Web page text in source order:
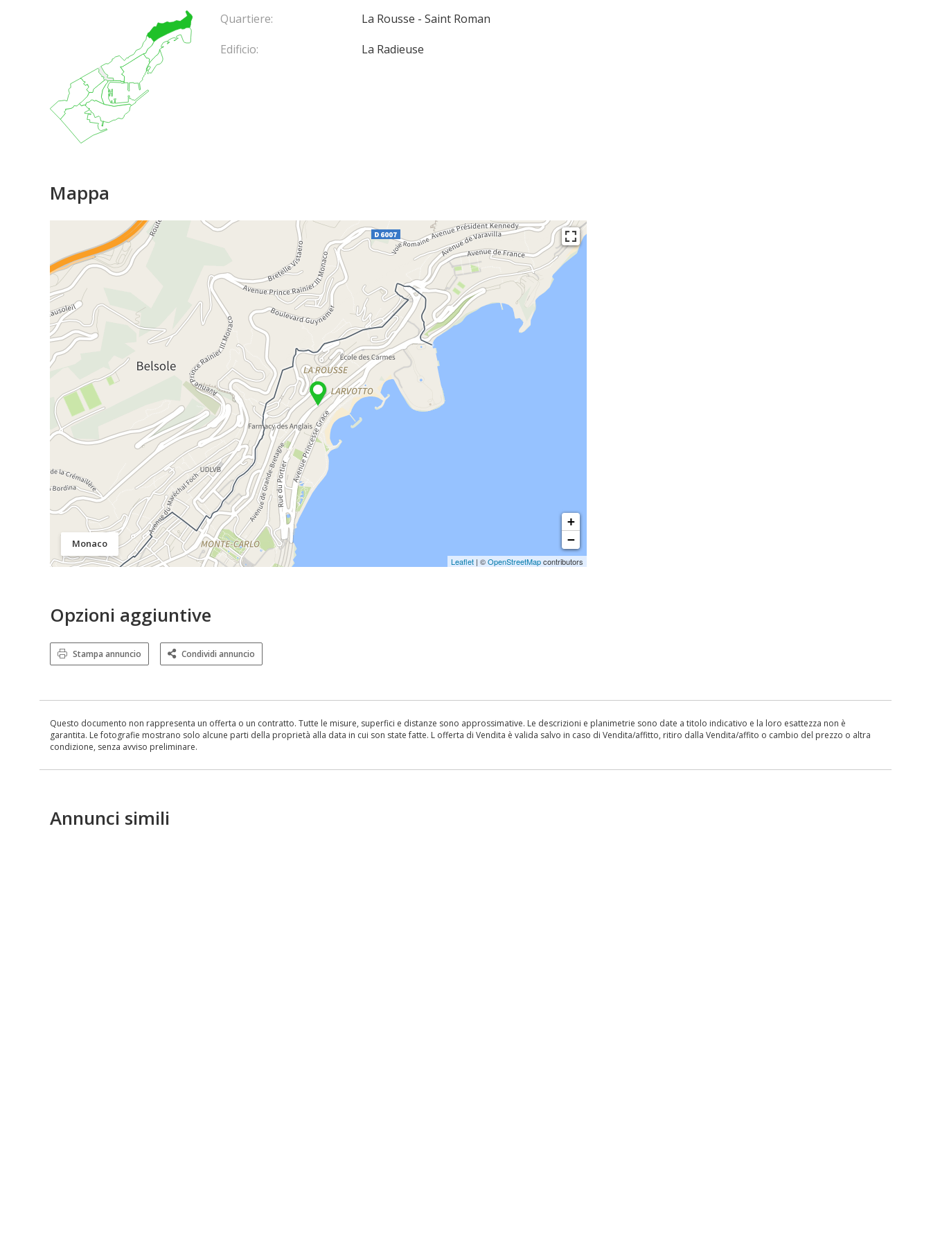
Quartiere:
La Rousse - Saint Roman
Edificio:
La Radieuse
Mappa
Monaco
+
−
Leaflet | ©OpenStreetMapcontributors
Opzioni aggiuntive
Stampa annuncio Condividi annuncio
Questo documento non rappresenta un offerta o un contratto. Tutte le misure, superfici e distanze sono approssimative. Le descrizioni e planimetrie sono date a titolo indicativo e la loro esattezza non è
garantita. Le fotografie mostrano solo alcune parti della proprietà alla data in cui son state fatte. L offerta di Vendita è valida salvo in caso di Vendita/affitto, ritiro dalla Vendita/affito o cambio del prezzo o altra
condizione, senza avviso preliminare.
Annunci simili